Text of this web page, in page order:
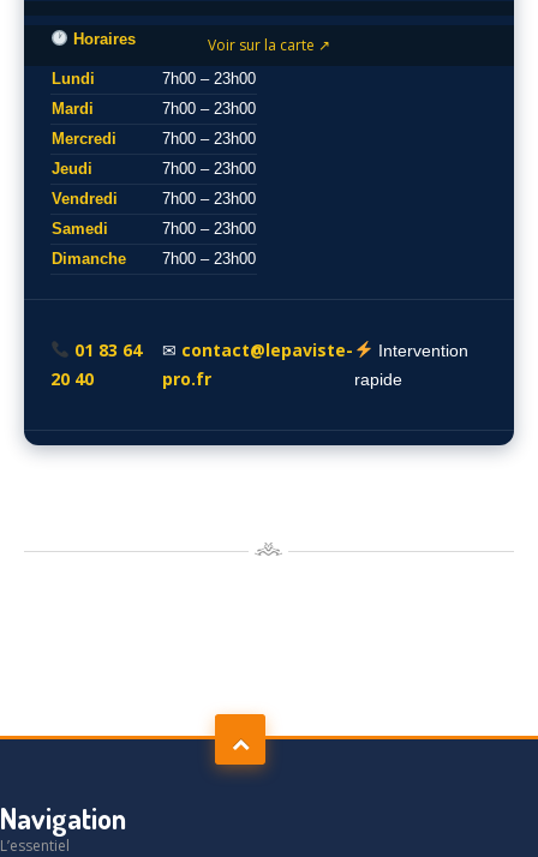
Voir sur la carte ↗
Horaires
Lundi
7h00 – 23h00
Mardi
7h00 – 23h00
Mercredi
7h00 – 23h00
Jeudi
7h00 – 23h00
Vendredi
7h00 – 23h00
Samedi
7h00 – 23h00
Dimanche
7h00 – 23h00
01 83 64
20 40
✉ contact@lepaviste-
pro.fr
Intervention
rapide
Navigation
L’essentiel